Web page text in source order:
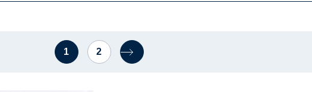
1 2